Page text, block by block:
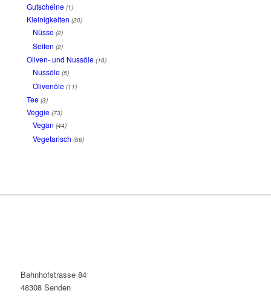
Gutscheine (1)
Kleinigkeiten (20)
Nüsse (2)
Seifen (2)
Oliven- und Nussöle (16)
Nussöle (5)
Olivenöle (11)
Tee (3)
Veggie (73)
Vegan (44)
Vegetarisch (66)
Bahnhofstrasse 84
48308 Senden